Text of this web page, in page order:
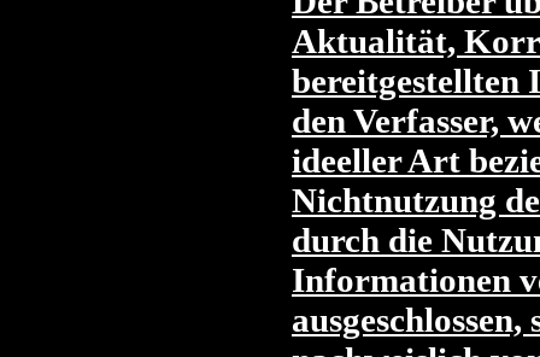
Aktualität,
bereitgestellten
den Verfasser,
ideeller Art
Nichtnutzung
durch die
Informationen